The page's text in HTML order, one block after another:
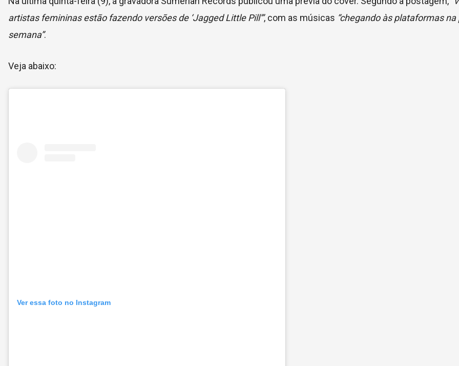
artistas femininas estão fazendo versões de ‘Jagged Little Pill'”, com as músicas “chegando às plataformas
semana”.
Veja abaixo:
Ver essa foto no Instagram